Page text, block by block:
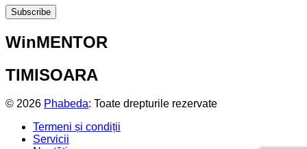
WinMENTOR
TIMISOARA
© 2026 Phabeda: Toate drepturile rezervate
Termeni și condiții
Servicii